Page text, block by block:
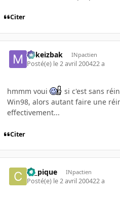
Citer
Mikeizbak INpactien
Posté(e) le 2 avril 200422 a
hmmm voui
si c'est sans
Win98, alors autant faire une
effectivement...
Citer
ca_pique INpactien
Posté(e) le 2 avril 200422 a